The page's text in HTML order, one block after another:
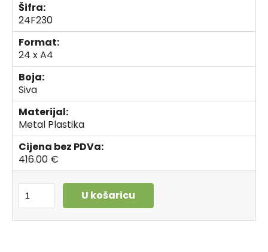
Šifra:
24F230
Format:
24 x A4
Boja:
Siva
Materijal:
Metal Plastika
Cijena bez PDVa:
416.00 €
U košaricu